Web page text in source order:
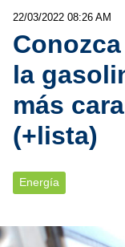
22/03/2022 08:26 AM
la
más
(+lista)
Energía